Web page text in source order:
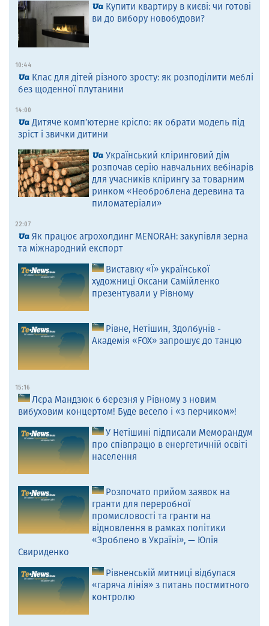
Купити квартиру в києві: чи готові
ви до вибору новобудови?
10:44
Клас для дітей різного зросту: як розподілити меблі
без щоденної плутанини
14:00
Дитяче комп’ютерне крісло: як обрати модель під
зріст і звички дитини
Український кліринговий дім
розпочав серію навчальних вебінарів
для учасників клірингу за товарним
ринком «Необроблена деревина та
пиломатеріали»
22:07
Як працює агрохолдинг MENORAH: закупівля зерна
та міжнародний експорт
Виставку «Ї» української
художниці Оксани Самійленко
презентували у Рівному
Рівне, Нетішин, Здолбунів -
Академія «FOX» запрошує до танцю
15:16
Лєра Мандзюк 6 березня у Рівному з новим
вибуховим концертом! Буде весело і «з перчиком»!
У Нетішині підписали Меморандум
про співпрацю в енергетичній освіті
населення
Розпочато прийом заявок на
гранти для переробної
промисловості та гранти на
відновлення в рамках політики
«Зроблено в Україні», — Юлія
Свириденко
Рівненській митниці відбулася
«гаряча лінія» з питань постмитного
контролю